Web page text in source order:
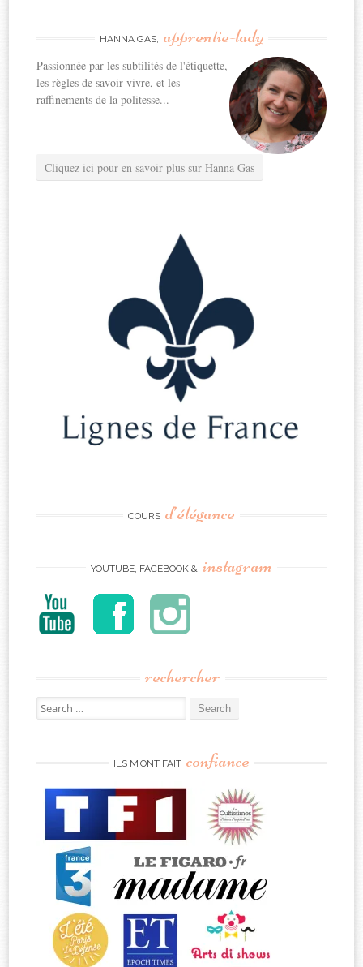
HANNA GAS, apprentie-lady
Passionnée par les subtilités de l'étiquette,
les règles de savoir-vivre, et les
raffinements de la politesse...
Cliquez ici pour en savoir plus sur Hanna Gas
COURS d’élégance
YOUTUBE, FACEBOOK & instagram
rechercher
Search
for:
ILS M’ONT FAIT confiance